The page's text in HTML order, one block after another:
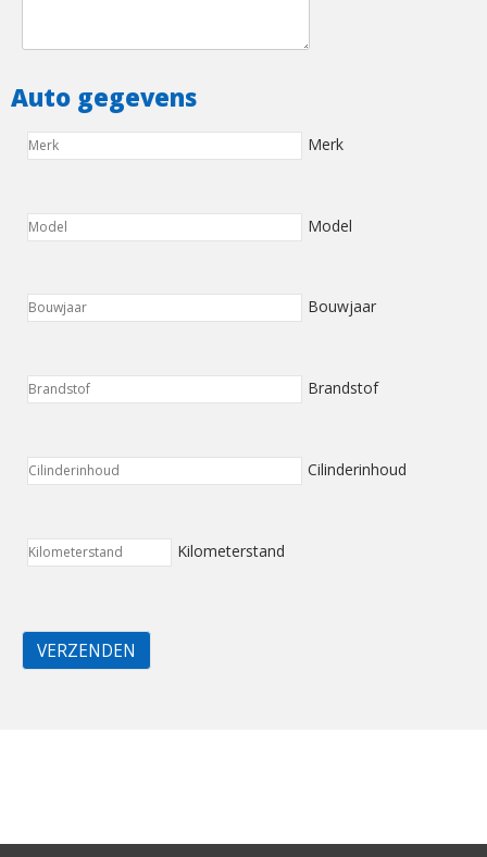
Auto gegevens
Merk
Model
Bouwjaar
Brandstof
Cilinderinhoud
Kilometerstand